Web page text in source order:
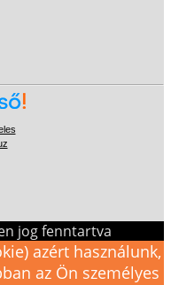
jog fenntartva
azért használunk,
az Ön személyes